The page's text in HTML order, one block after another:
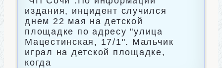
издания, инцидент случился
днем 22 мая на детской
площадке по адресу "улица
Мацестинская, 17/1". Мальчик
играл на детской площадке,
когда